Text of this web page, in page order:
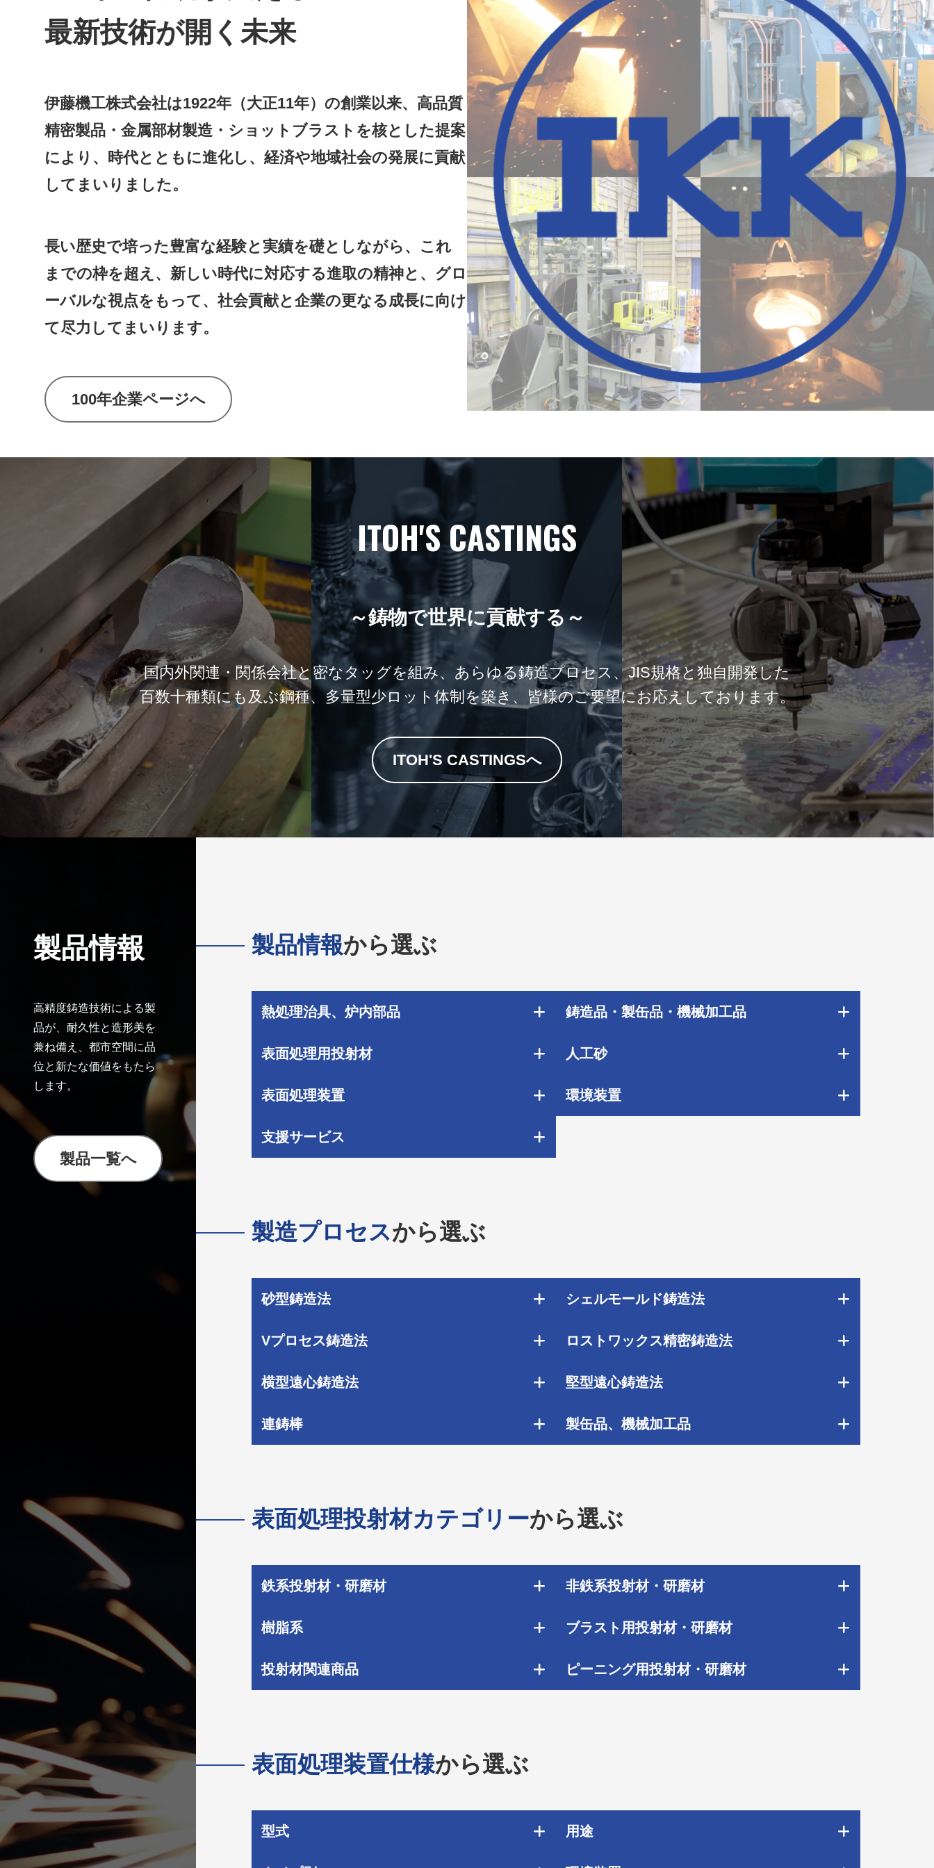
最新技術が開く未来
伊藤機工株式会社は1922年（大正11年）の創業以来、高品質
精密製品・金属部材製造・ショットブラストを核とした提案
により、時代とともに進化し、経済や地域社会の発展に貢献
してまいりました。
長い歴史で培った豊富な経験と実績を礎としながら、これ
までの枠を超え、新しい時代に対応する進取の精神と、グロ
ーバルな視点をもって、社会貢献と企業の更なる成長に向け
て尽力してまいります。
100年企業ページへ
ITOH'S CASTINGS
～鋳物で世界に貢献する～
国内外関連・関係会社と密なタッグを組み、あらゆる鋳造プロセス、JIS規格と独自開発した
百数十種類にも及ぶ鋼種、多量型少ロット体制を築き、皆様のご要望にお応えしております。
ITOH'S CASTINGSへ
製品情報
高精度鋳造技術による製
品が、耐久性と造形美を
兼ね備え、都市空間に品
位と新たな価値をもたら
します。
製品一覧へ
製品情報から選ぶ
熱処理治具、炉内部品 鋳造品・製缶品・機械加工品
表面処理用投射材 人工砂
表面処理装置 環境装置
支援サービス
製造プロセスから選ぶ
砂型鋳造法 シェルモールド鋳造法
Vプロセス鋳造法 ロストワックス精密鋳造法
横型遠⼼鋳造法 堅型遠⼼鋳造法
連鋳棒 製缶品、機械加工品
表⾯処理投射材カテゴリーから選ぶ
鉄系投射材・研磨材 非鉄系投射材・研磨材
樹脂系 ブラスト用投射材・研磨材
投射材関連商品 ピーニング用投射材・研磨材
表面処理装置仕様から選ぶ
型式 用途